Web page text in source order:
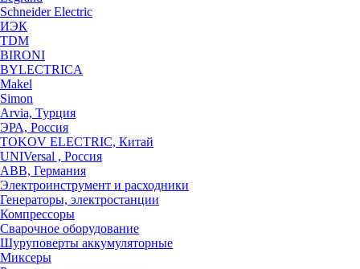
Schneider Electric
ИЭК
TDM
BIRONI
BYLECTRICA
Makel
Simon
Arvia, Турция
ЭРА, Россия
TOKOV ELECTRIC, Китай
UNIVersal , Россия
ABB, Германия
Электроинструмент и расходники
Генераторы, электростанции
Компрессоры
Сварочное оборудование
Шуруповерты аккумуляторные
Миксеры